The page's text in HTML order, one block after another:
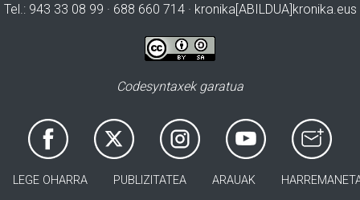
Tel.: 943 33 08 99 · 688 660 714 · kronika[ABILDUA]kronika.eus
Codesyntaxek garatua
LEGE OHARRA PUBLIZITATEA ARAUAK